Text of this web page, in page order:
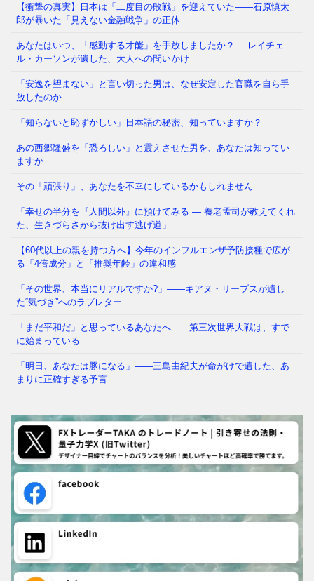
てしまう——そんな経験、⇒ 続きを読む
は、いったい何だと思いますか？ 生まれ持った性格
「当たり前」でした。鍵を⇒ 続きを読む
【衝撃の真実】日本は「二度目の敗戦」を迎えていた――石原慎太
郎が暴いた「見えない金融戦争」の正体
あなたはいつ、「感動する才能」を手放しましたか？──レイチェ
ル・カーソンが遺した、大人への問いかけ
「安逸を望まない」と言い切った男は、なぜ安定した官職を自ら手
放したのか
「知らないと恥ずかしい」日本語の秘密、知っていますか？
あの西郷隆盛を「恐ろしい」と震えさせた男を、あなたは知ってい
ますか
その「頑張り」、あなたを不幸にしているかもしれません
「幸せの半分を『人間以外』に預けてみる ― 養老孟司が教えてくれ
た、生きづらさから抜け出す逃げ道」
【60代以上の親を持つ方へ】今年のインフルエンザ予防接種で広が
る「4倍成分」と「推奨年齢」の違和感
「その世界、本当にリアルですか?」——キアヌ・リーブスが遺し
た“気づき”へのラブレター
「まだ平和だ」と思っているあなたへ——第三次世界大戦は、すで
に始まっている
「明日、あなたは豚になる」——三島由紀夫が命がけで遺した、あ
まりに正確すぎる予言